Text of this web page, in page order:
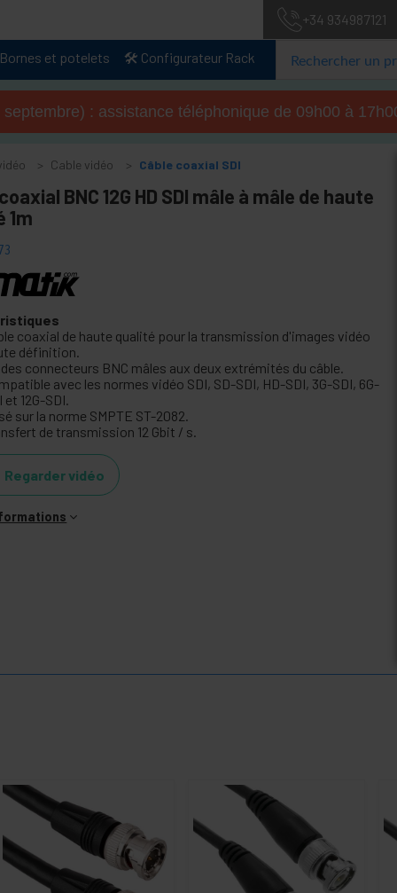
+34 934987121
Bornes et potelets 🛠️ Configurateur Rack
: assistance téléphonique de 09h00 à
Cable vidéo Câble coaxial SDI
BNC 12G HD SDI mâle à mâle de haute
1m
coaxial de haute qualité pour la transmission d'images vidéo
définition.
des connecteurs BNC mâles aux deux extrémités du câble.
avec les normes vidéo SDI, SD-SDI, HD-SDI, 3G-SDI, 6G-
et 12G-SDI.
sur la norme SMPTE ST-2082.
de transmission 12 Gbit / s.
Regarder vidéo